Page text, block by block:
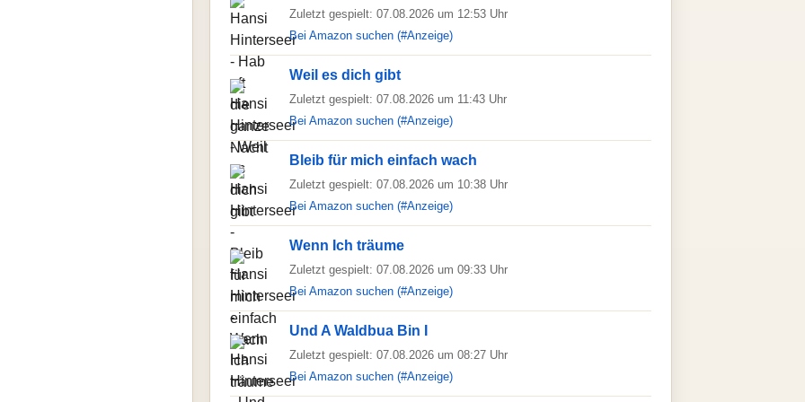
Zuletzt gespielt: 07.08.2026 um 12:53 Uhr
Bei Amazon suchen (#Anzeige)
Weil es dich gibt
Zuletzt gespielt: 07.08.2026 um 11:43 Uhr
Bei Amazon suchen (#Anzeige)
Bleib für mich einfach wach
Zuletzt gespielt: 07.08.2026 um 10:38 Uhr
Bei Amazon suchen (#Anzeige)
Wenn Ich träume
Zuletzt gespielt: 07.08.2026 um 09:33 Uhr
Bei Amazon suchen (#Anzeige)
Und A Waldbua Bin I
Zuletzt gespielt: 07.08.2026 um 08:27 Uhr
Bei Amazon suchen (#Anzeige)